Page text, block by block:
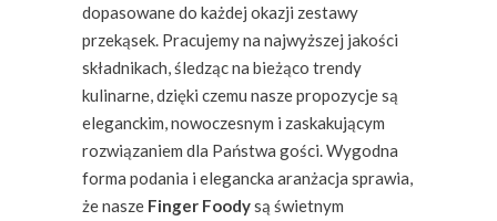
dopasowane do każdej okazji zestawy
przekąsek. Pracujemy na najwyższej jakości
składnikach, śledząc na bieżąco trendy
kulinarne, dzięki czemu nasze propozycje są
eleganckim, nowoczesnym i zaskakującym
rozwiązaniem dla Państwa gości. Wygodna
forma podania i elegancka aranżacja sprawia,
że nasze Finger Foodysą świetnym